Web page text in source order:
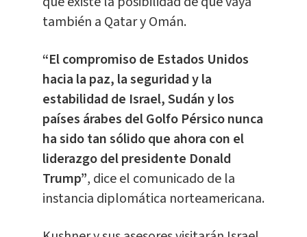
también a Qatar y Omán.
“El compromiso de Estados Unidos
hacia la paz, la seguridad y la
estabilidad de Israel, Sudán y los
países árabes del Golfo Pérsico nunca
ha sido tan sólido que ahora con el
liderazgo del presidente Donald
Trump”, dice el comunicado de la
instancia diplomática norteamericana.